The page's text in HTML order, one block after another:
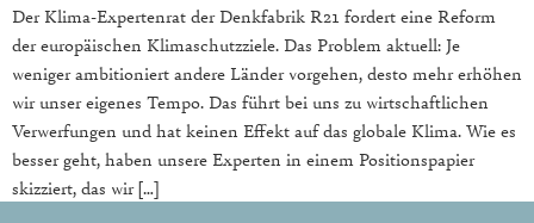
Der Klima-Expertenrat der Denkfabrik R21 fordert eine Reform
der europäischen Klimaschutzziele. Das Problem aktuell: Je
weniger ambitioniert andere Länder vorgehen, desto mehr erhöhen
wir unser eigenes Tempo. Das führt bei uns zu wirtschaftlichen
Verwerfungen und hat keinen Effekt auf das globale Klima. Wie es
besser geht, haben unsere Experten in einem Positionspapier
skizziert, das wir […]